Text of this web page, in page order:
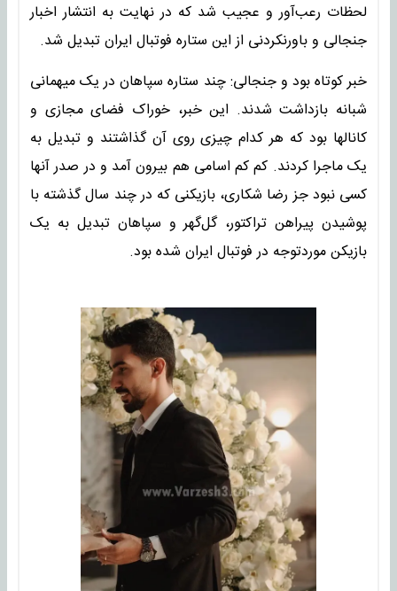
لحظات رعب‌آور و عجیب شد که در نهایت به انتشار اخبار
جنجالی و باورنکردنی از این ستاره فوتبال ایران تبدیل شد.
خبر کوتاه بود و جنجالی: چند ستاره سپاهان در یک میهمانی
شبانه بازداشت شدند. این خبر، خوراک فضای مجازی و
کانالها بود که هر کدام چیزی روی آن گذاشتند و تبدیل به
یک ماجرا کردند. کم کم اسامی هم بیرون آمد و در صدر آنها
کسی نبود جز رضا شکاری، بازیکنی که در چند سال گذشته با
پوشیدن پیراهن تراکتور، گل‌گهر و سپاهان تبدیل به یک
بازیکن موردتوجه در فوتبال ایران شده بود.